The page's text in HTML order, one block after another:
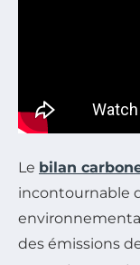
Le bilan
incontournable
des émissions